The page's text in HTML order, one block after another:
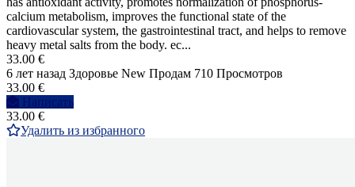
calcium metabolism, improves the functional state of the
cardiovascular system, the gastrointestinal tract, and helps to remove
heavy metal salts from the body. ec...
33.00 €
6 лет назад Здоровье New Продам 710 Просмотров
33.00 €
Написать
33.00 €
Удалить из избранного